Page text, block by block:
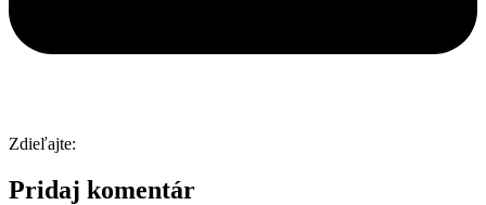
Zdieľajte:
Pridaj komentár